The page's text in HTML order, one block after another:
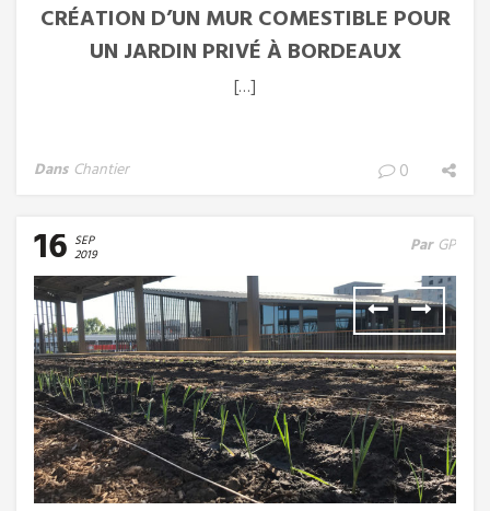
CRÉATION D’UN MUR COMESTIBLE POUR
UN JARDIN PRIVÉ À BORDEAUX
[…]
Dans Chantier 0
16 SEP
2019 Par GP